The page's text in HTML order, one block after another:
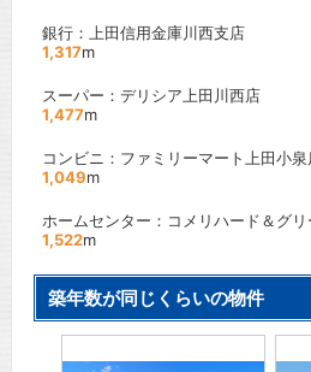
銀行：上田信用金庫川西支店
1,317m
スーパー：デリシア上田川西店
1,477m
コンビニ：ファミリーマート上田小泉
1,049m
ホームセンター：コメリハード＆グ
1,522m
築年数が同じくらいの物件